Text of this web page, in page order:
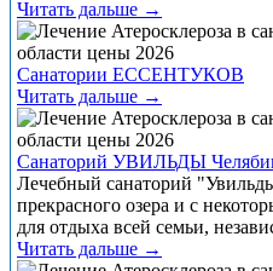
Читать дальше →
Санатории ЕССЕНТУКОВ
Читать дальше →
Санаторий УВИЛЬДЫ
Лечебный санаторий
прекрасного озера и с
для отдыха всей семьи,
Читать дальше →